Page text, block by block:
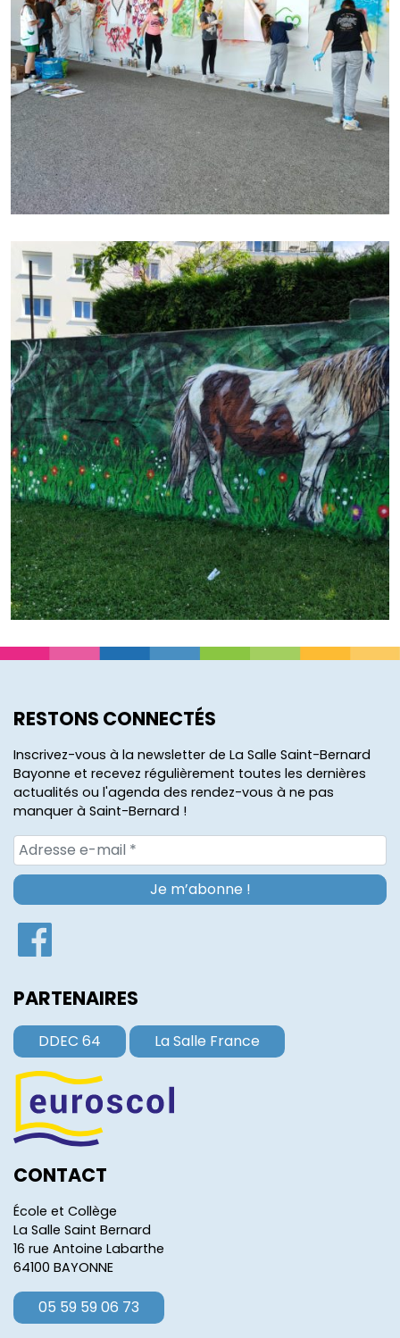
RESTONS CONNECTÉS
Inscrivez-vous à la newsletter de La Salle Saint-Bernard
Bayonne et recevez régulièrement toutes les dernières
actualités ou l'agenda des rendez-vous à ne pas
manquer à Saint-Bernard !
PARTENAIRES
DDEC 64 La Salle France
CONTACT
École et Collège
La Salle Saint Bernard
16 rue Antoine Labarthe
64100 BAYONNE
05 59 59 06 73